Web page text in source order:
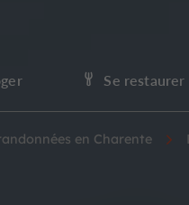
Se restaurer
en Charente